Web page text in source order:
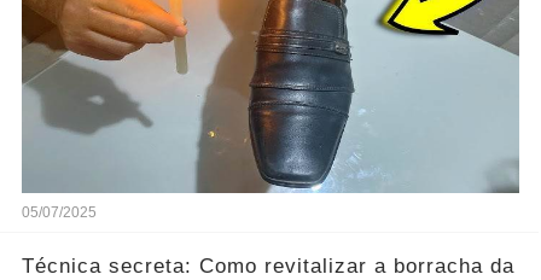
05/07/2025
Técnica secreta: Como revitalizar a borracha da